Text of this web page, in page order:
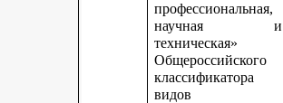
профессиональная,
научная и
техническая»
Общероссийского
классификатора
видов